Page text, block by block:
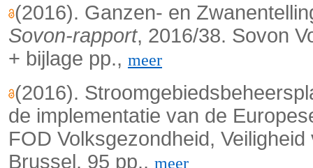
(2016). Ganzen- en
Sovon-rapport, 2016/38. Sovon
+ bijlage pp., meer
(2016).
de implementatie van de
FOD Volksgezondheid,
Brussel. 95 pp., meer